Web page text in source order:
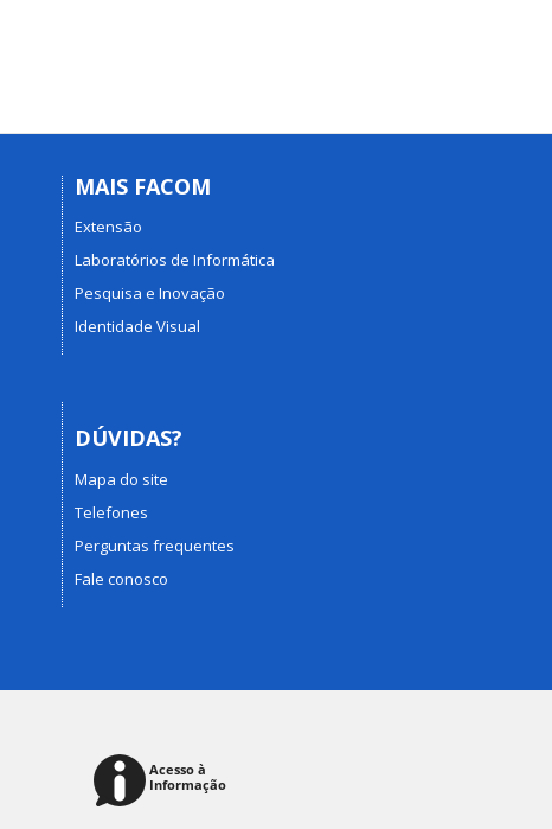
MAIS FACOM
Extensão
Laboratórios de Informática
Pesquisa e Inovação
Identidade Visual
DÚVIDAS?
Mapa do site
Telefones
Perguntas frequentes
Fale conosco